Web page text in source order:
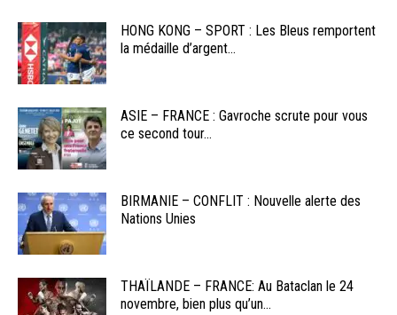
HONG KONG – SPORT : Les Bleus remportent
la médaille d’argent...
ASIE – FRANCE : Gavroche scrute pour vous
ce second tour...
BIRMANIE – CONFLIT : Nouvelle alerte des
Nations Unies
THAÏLANDE – FRANCE: Au Bataclan le 24
novembre, bien plus qu’un...